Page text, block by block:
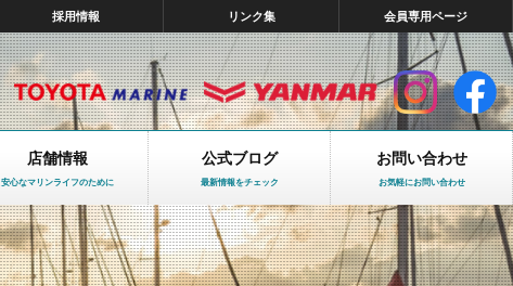
採用情報 リンク集 会員専用ページ
店舗情報
安心なマリンライフのために
公式ブログ
最新情報をチェック
お問い合わせ
お気軽にお問い合わせ